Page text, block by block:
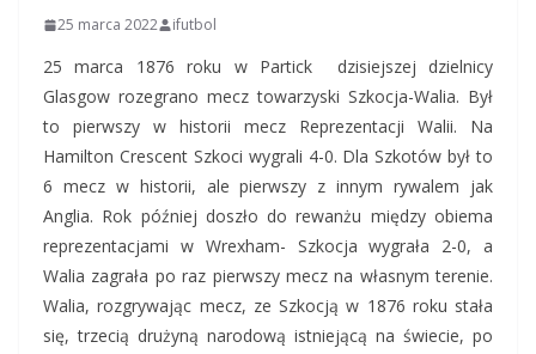
25 marca 2022 ifutbol
25 marca 1876 roku w Partick dzisiejszej dzielnicy
Glasgow rozegrano mecz towarzyski Szkocja-Walia. Był
to pierwszy w historii mecz Reprezentacji Walii. Na
Hamilton Crescent Szkoci wygrali 4-0. Dla Szkotów był to
6 mecz w historii, ale pierwszy z innym rywalem jak
Anglia. Rok później doszło do rewanżu między obiema
reprezentacjami w Wrexham- Szkocja wygrała 2-0, a
Walia zagrała po raz pierwszy mecz na własnym terenie.
Walia, rozgrywając mecz, ze Szkocją w 1876 roku stała
się, trzecią drużyną narodową istniejącą na świecie, po